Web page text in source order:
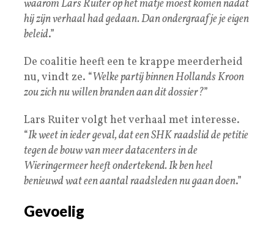
waarom Lars Ruiter op het matje moest komen nadat
hij zijn verhaal had gedaan. Dan ondergraaf je je eigen
beleid.”
De coalitie heeft een te krappe meerderheid
nu, vindt ze. “Welke partij binnen Hollands Kroon
zou zich nu willen branden aan dit dossier?”
Lars Ruiter volgt het verhaal met interesse.
“Ik weet in ieder geval, dat een SHK raadslid de petitie
tegen de bouw van meer datacenters in de
Wieringermeer heeft ondertekend. Ik ben heel
benieuwd wat een aantal raadsleden nu gaan doen.”
Gevoelig